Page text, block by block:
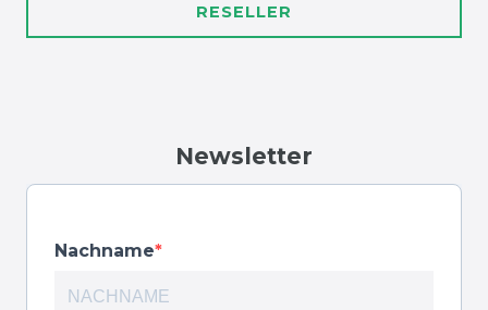
RESELLER
Newsletter
Nachname